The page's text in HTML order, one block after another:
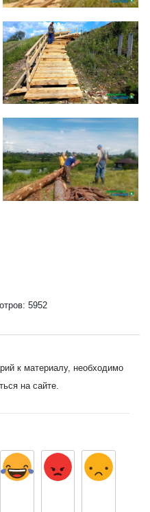
bead26bb-26ec-4364-b553-
f4bca6b1590e
XhXvWNFV4hg
5952
к материалу, необходимо
на сайте.